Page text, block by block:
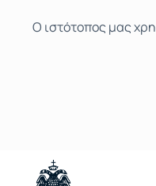
Ο ιστότοπoς μας